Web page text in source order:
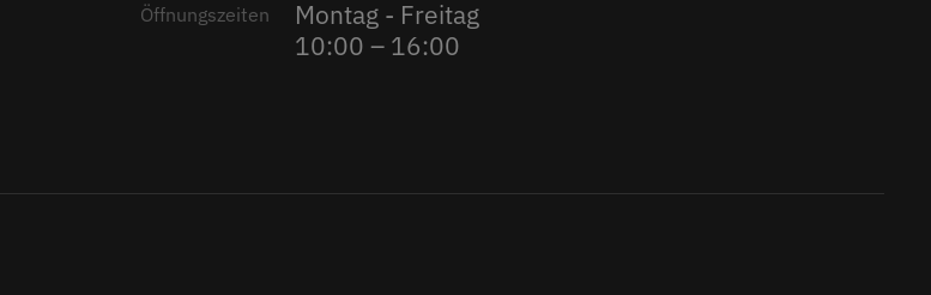
Öffnungszeiten
Montag - Freitag
10:00 – 16:00